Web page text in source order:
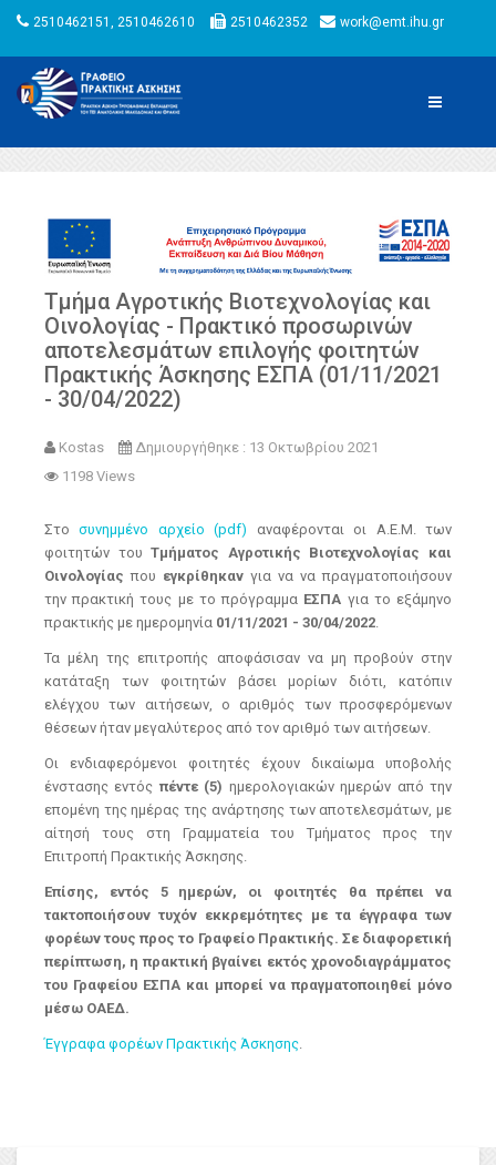
2510462151, 2510462610 2510462352 work@emt.ihu.gr
Τμήμα Αγροτικής Βιοτεχνολογίας και
Οινολογίας - Πρακτικό προσωρινών
αποτελεσμάτων επιλογής φοιτητών
Πρακτικής Άσκησης ΕΣΠΑ (01/11/2021
- 30/04/2022)
Kostas
Δημιουργήθηκε : 13 Οκτωβρίου 2021
1198 Views
Στοσυνημμένο αρχείο (pdf) αναφέρονται οι Α.Ε.Μ. των
φοιτητών τουΤμήματος Αγροτικής Βιοτεχνολογίας και
Οινολογίας που εγκρίθηκαν για να να πραγματοποιήσουν
την πρακτική τους με το πρόγραμμα ΕΣΠΑ για το εξάμηνο
πρακτικής με ημερομηνία 01/11/2021 - 30/04/2022.
Τα μέλη της επιτροπής αποφάσισαν να μη προβούν στην
κατάταξη των φοιτητών βάσει μορίων διότι, κατόπιν
ελέγχου των αιτήσεων, ο αριθμός των προσφερόμενων
θέσεων ήταν μεγαλύτερος από τον αριθμό των αιτήσεων.
Οι ενδιαφερόμενοι φοιτητές έχουν δικαίωμα υποβολής
ένστασης εντός πέντε (5) ημερολογιακών ημερών από την
επομένη της ημέρας της ανάρτησης των αποτελεσμάτων, με
αίτησή τους στη Γραμματεία του Τμήματος προς την
Επιτροπή Πρακτικής Άσκησης.
Επίσης, εντός 5 ημερών, οι φοιτητές θα πρέπει να
τακτοποιήσουν τυχόν εκκρεμότητες με τα έγγραφα των
φορέων τους προς το Γραφείο Πρακτικής. Σε διαφορετική
περίπτωση, η πρακτική βγαίνει εκτός χρονοδιαγράμματος
του Γραφείου ΕΣΠΑ και μπορεί να πραγματοποιηθεί μόνο
μέσω ΟΑΕΔ.
Έγγραφα φορέων Πρακτικής Άσκησης.